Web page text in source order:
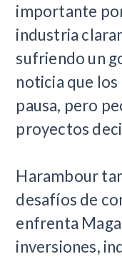
importante
industria
sufriendo un
noticia que
pausa, pero
proyectos
Harambour
desafíos de
enfrenta
inversiones,